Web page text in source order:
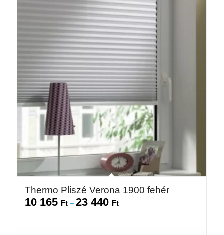
Thermo Pliszé Verona 1900 fehér
10 165 Ft – 23 440 FtÁrtartomány: